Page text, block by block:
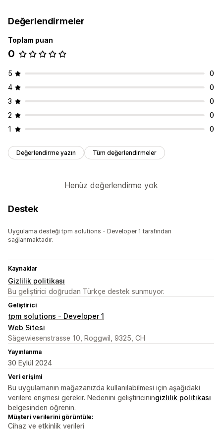
Envanter yönetimi
Gerçek zamanlı senkronizasyon
Değerlendirmeler
Toplam puan
0
5
0
4
0
3
0
2
0
1
0
Değerlendirme yazın Tüm değerlendirmeler
Henüz değerlendirme yok
Destek
Uygulama desteği tpm solutions - Developer 1 tarafından
sağlanmaktadır.
Kaynaklar
Gizlilik politikası
Bu geliştirici doğrudan Türkçe destek sunmuyor.
Geliştirici
tpm solutions - Developer 1
Web Sitesi
Sägewiesenstrasse 10, Roggwil, 9325, CH
Yayınlanma
30 Eylül 2024
Veri erişimi
Bu uygulamanın mağazanızda kullanılabilmesi için aşağıdaki
verilere erişmesi gerekir. Nedenini geliştiriciningizlilik politikası
belgesinden öğrenin.
Müşteri verilerini görüntüle:
Cihaz ve etkinlik verileri